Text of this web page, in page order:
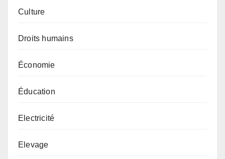
Culture
Droits humains
Économie
Éducation
Electricité
Elevage